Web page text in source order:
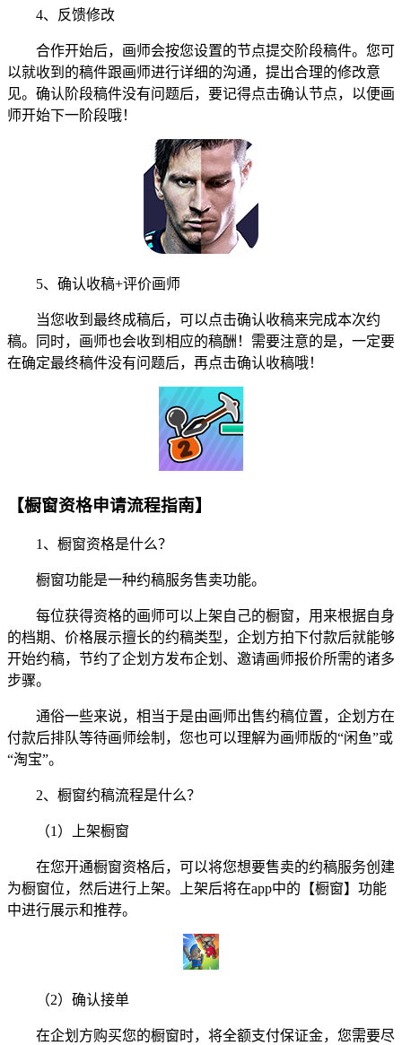
4、反馈修改
合作开始后，画师会按您设置的节点提交阶段稿件。您可
以就收到的稿件跟画师进行详细的沟通，提出合理的修改意
见。确认阶段稿件没有问题后，要记得点击确认节点，以便画
师开始下一阶段哦！
5、确认收稿+评价画师
当您收到最终成稿后，可以点击确认收稿来完成本次约
稿。同时，画师也会收到相应的稿酬！需要注意的是，一定要
在确定最终稿件没有问题后，再点击确认收稿哦！
【橱窗资格申请流程指南】
1、橱窗资格是什么？
橱窗功能是一种约稿服务售卖功能。
每位获得资格的画师可以上架自己的橱窗，用来根据自身
的档期、价格展示擅长的约稿类型，企划方拍下付款后就能够
开始约稿，节约了企划方发布企划、邀请画师报价所需的诸多
步骤。
通俗一些来说，相当于是由画师出售约稿位置，企划方在
付款后排队等待画师绘制，您也可以理解为画师版的“闲鱼”或
“淘宝”。
2、橱窗约稿流程是什么？
（1）上架橱窗
在您开通橱窗资格后，可以将您想要售卖的约稿服务创建
为橱窗位，然后进行上架。上架后将在app中的【橱窗】功能
中进行展示和推荐。
（2）确认接单
在企划方购买您的橱窗时，将全额支付保证金，您需要尽